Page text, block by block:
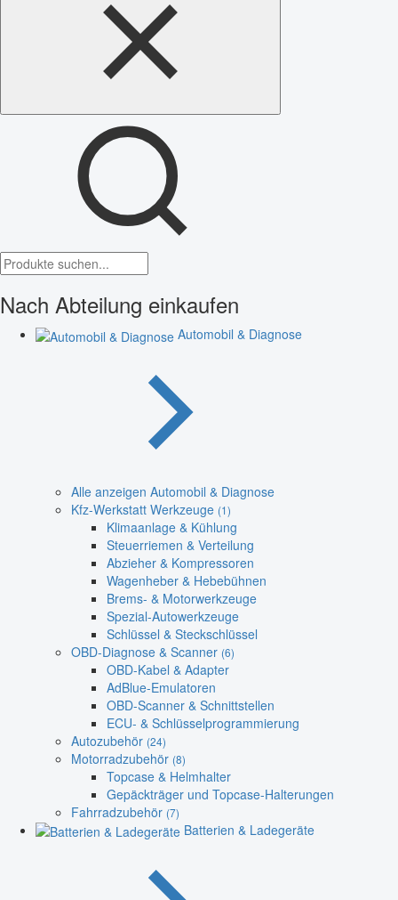
Nach Abteilung einkaufen
Automobil & Diagnose
Alle anzeigen Automobil & Diagnose
Kfz-Werkstatt Werkzeuge (1)
Klimaanlage & Kühlung
Steuerriemen & Verteilung
Abzieher & Kompressoren
Wagenheber & Hebebühnen
Brems- & Motorwerkzeuge
Spezial-Autowerkzeuge
Schlüssel & Steckschlüssel
OBD-Diagnose & Scanner (6)
OBD-Kabel & Adapter
AdBlue-Emulatoren
OBD-Scanner & Schnittstellen
ECU- & Schlüsselprogrammierung
Autozubehör (24)
Motorradzubehör (8)
Topcase & Helmhalter
Gepäckträger und Topcase-Halterungen
Fahrradzubehör (7)
Batterien & Ladegeräte